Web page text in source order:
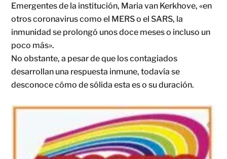
Emergentes de la institución, Maria van Kerkhove, «en
otros coronavirus como el MERS o el SARS, la
inmunidad se prolongó unos doce meses o incluso un
poco más».
No obstante, a pesar de que los contagiados
desarrollan una respuesta inmune, todavía se
desconoce cómo de sólida esta es o su duración.